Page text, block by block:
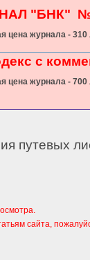
"БНК" №
цена журнала - 310
с
цена журнала - 700
путевых
сайта,